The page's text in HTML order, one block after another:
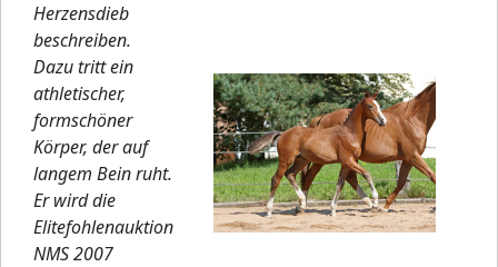
Herzensdieb
beschreiben.
Dazu tritt ein
athletischer,
formschöner
Körper, der auf
langem Bein ruht.
Er wird die
Elitefohlenauktion
NMS 2007